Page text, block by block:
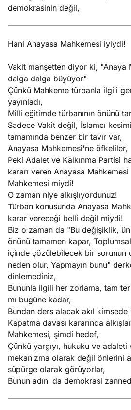
demokrasinin değil,
Hani Anayasa Mahkemesi iyiydi!
Vakit manşetten diyor ki, "Anaya
dalga dalga büyüyor"
Çünkü Mahkeme türbanla ilgili
yayınladı,
Milli eğitimde türbanının önünü
Sadece Vakit değil, İslamcı
tamamında benzer bir tavır var,
Anayasa Mahkemesi'ne öfkeliler,
Peki Adalet ve Kalkınma Partisi
kararı veren Anayasa
Mahkemesi miydi!
O zaman niye alkışlıyordunuz!
Türban konusunda Anayasa
karar vereceği belli değil miydi!
Biz o zaman da "Bu değişiklik,
önünü tamamen kapar,
içinde çözülebilecek bir sorunun
neden olur, Yapmayın bunu"
dinlemediniz,
Bununla ilgili her zorlama, tam
mı bugüne kadar,
Bundan ders alacak akıl
Kapatma davası kararında
Mahkemesi, şimdi hedef,
Çünkü yargıyı, hukuku ve
mekanizma olarak değil önlerini
süpürge olarak görüyorlar,
Bunun adını da demokrasi